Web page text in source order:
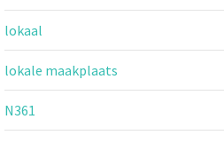
lokaal
lokale maakplaats
N361